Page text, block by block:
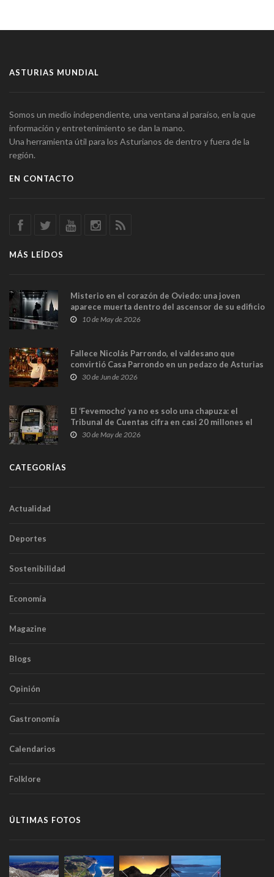
ASTURIAS MUNDIAL
Somos un medio independiente, una ventana al paraíso, en la que
información y entretenimiento se dan la mano.
Una herramienta útil para los Asturianos de dentro y fuera de la
región.
EN CONTACTO
MÁS LEÍDOS
Misterio en el corazón de Oviedo: una joven
aparece muerta dentro del ascensor de su edificio
y las cámaras captan sus últimos minutos
10 de May de 2026
Fallece Nicolás Parrondo, el valdesano que
convirtió Casa Parrondo en un pedazo de Asturias
en Madrid
30 de Jun de 2026
El ‘Fevemocho’ ya no es solo una chapuza: el
Tribunal de Cuentas cifra en casi 20 millones el
sobrecoste de los trenes que no cabían por los
30 de May de 2026
CATEGORÍAS
Actualidad
Deportes
Sostenibilidad
Economía
Magazine
Blogs
Opinión
Gastronomía
Calendarios
Folklore
ÚLTIMAS FOTOS